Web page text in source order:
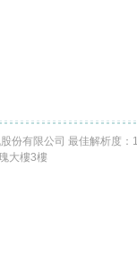
份有限公司 最佳解析度：
大樓3樓